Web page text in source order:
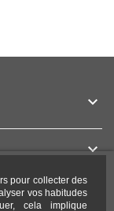
pour collecter des
vos habitudes
cela implique